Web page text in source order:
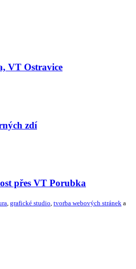
VT Ostravice
zdí
přes VT Porubka
grafické studio tvorba webových stránek a